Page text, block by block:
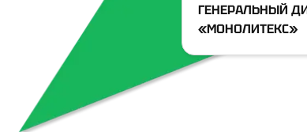
ГЕНЕРАЛЬНЫЙ
«МОНОЛИТЕКС»